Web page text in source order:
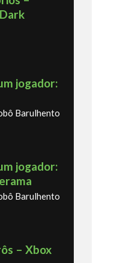
jogador:
Barulhento
jogador:
Barulhento
– Xbox